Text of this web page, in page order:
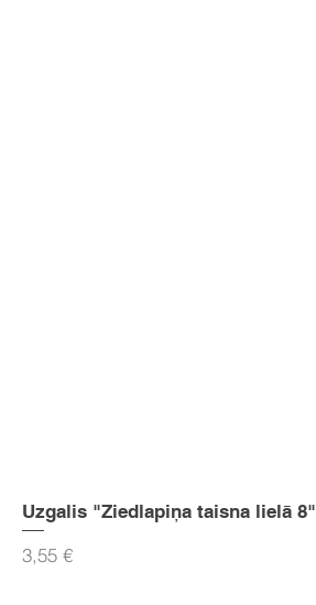
Uzgalis "Ziedlapiņa taisna lielā 8"
Cena
3,55 €